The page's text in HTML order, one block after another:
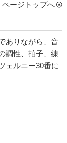
ページトップへ
ありながら、音
調性、拍子、練
ェルニー30番に